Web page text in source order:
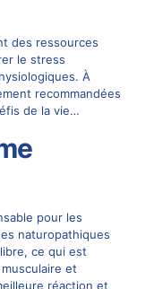
des ressources
le stress
À
recommandées
de la vie…
pour les
naturopathiques
ce qui est
et
réaction et